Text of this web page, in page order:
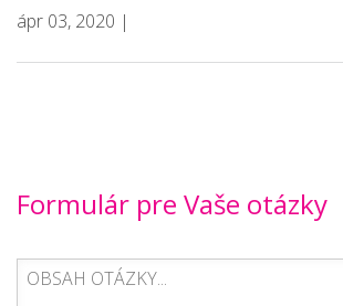
ápr 03, 2020 |
Formulár pre Vaše otázky